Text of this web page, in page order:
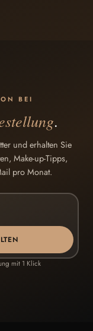
BEI
.
und erhalten Sie
Make-up-Tipps,
pro Monat.
mit 1 Klick